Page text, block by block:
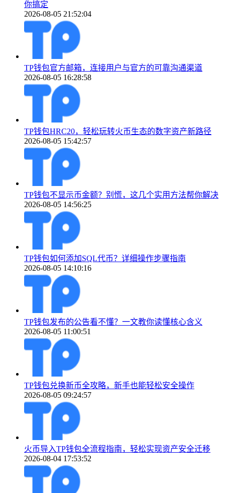
你搞定
2026-08-05 21:52:04
TP钱包官方邮箱，连接用户与官方的可靠沟通渠道
2026-08-05 16:28:58
TP钱包HRC20，轻松玩转火币生态的数字资产新路径
2026-08-05 15:42:57
TP钱包不显示币金额？别慌，这几个实用方法帮你解决
2026-08-05 14:56:25
TP钱包如何添加SQL代币？详细操作步骤指南
2026-08-05 14:10:16
TP钱包发布的公告看不懂？一文教你读懂核心含义
2026-08-05 11:00:51
TP钱包兑换新币全攻略，新手也能轻松安全操作
2026-08-05 09:24:57
火币导入TP钱包全流程指南，轻松实现资产安全迁移
2026-08-04 17:53:52